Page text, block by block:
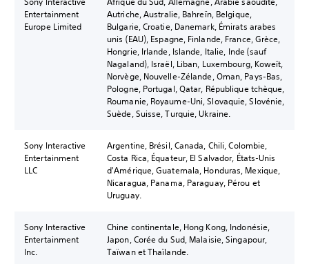
Entertainment
Europe Limited
Autriche, Australie, Bahreïn, Belgique,
Bulgarie, Croatie, Danemark, Émirats arabes
unis (EAU), Espagne, Finlande, France, Grèce,
Hongrie, Irlande, Islande, Italie, Inde (sauf
Nagaland), Israël, Liban, Luxembourg, Koweït,
Norvège, Nouvelle-Zélande, Oman, Pays-Bas,
Pologne, Portugal, Qatar, République tchèque,
Roumanie, Royaume-Uni, Slovaquie, Slovénie,
Suède, Suisse, Turquie, Ukraine.
Sony Interactive
Entertainment
LLC
Argentine, Brésil, Canada, Chili, Colombie,
Costa Rica, Équateur, El Salvador, États-Unis
d'Amérique, Guatemala, Honduras, Mexique,
Nicaragua, Panama, Paraguay, Pérou et
Uruguay.
Sony Interactive
Entertainment
Inc.
Chine continentale, Hong Kong, Indonésie,
Japon, Corée du Sud, Malaisie, Singapour,
Taïwan et Thaïlande.